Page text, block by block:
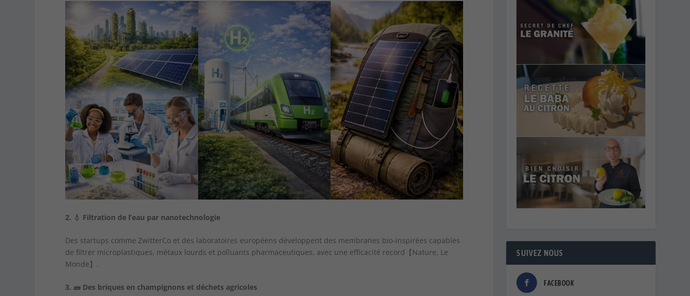
2. 💧 Filtration de l’eau par nanotechnologie
Des startups comme ZwitterCo et des laboratoires européens développent des membranes bio-inspirées capables
de filtrer microplastiques, métaux lourds et polluants pharmaceutiques, avec une efficacité record【Nature, Le
Monde】.
3. 🧱 Des briques en champignons et déchets agricoles
SUIVEZ NOUS
FACEBOOK